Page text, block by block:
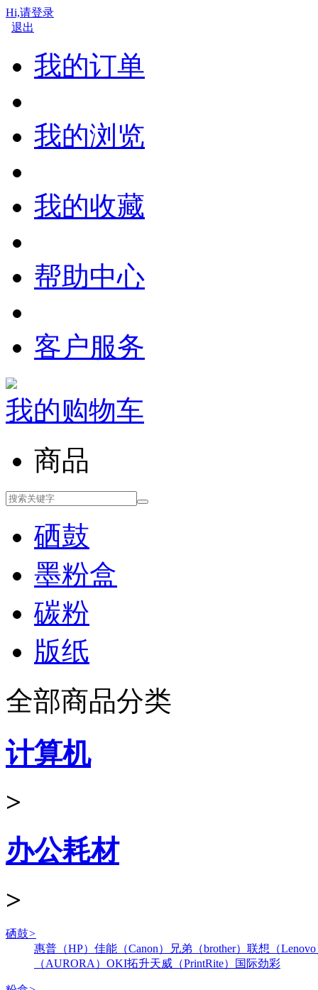
Hi,请登录
退出
我的订单
我的浏览
我的收藏
帮助中心
客户服务
我的购物车
商品
硒鼓
墨粉盒
碳粉
版纸
全部商品分类
计算机
>
办公耗材
>
硒鼓>
惠普（HP） 佳能（Canon） 兄弟（brother） 联想（
（AURORA） OKI拓升天威（PrintRite） 国际劲彩